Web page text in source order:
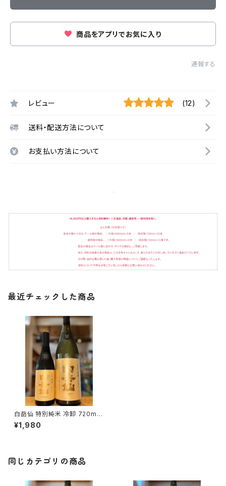
商品をアプリでお気に入り
通報する
レビュー (12)
送料・配送方法について
お支払い方法について
最近チェックした商品
白岳仙 特別純米 冷卸 720ml１
本（安本酒造・福井県福井市安
原町）
¥1,980
同じカテゴリの商品